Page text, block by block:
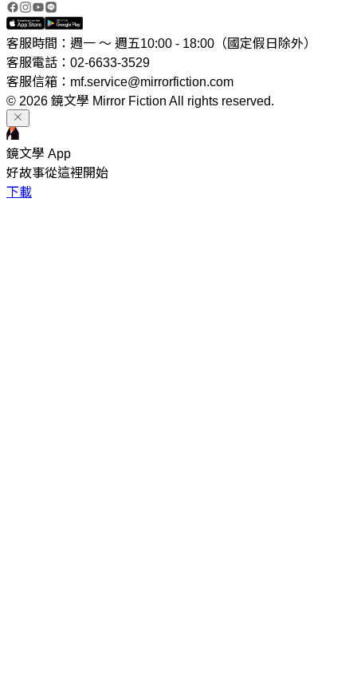
客服時間：週一 ～ 週五10:00 - 18:00（國定假日除外）
客服電話：02-6633-3529
客服信箱：mf.service@mirrorfiction.com
© 2026 鏡文學 Mirror Fiction All rights reserved.
鏡文學 App
好故事從這裡開始
下載